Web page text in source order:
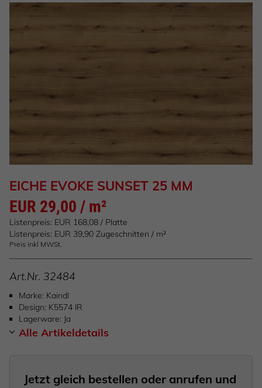
EICHE EVOKE SUNSET 25 MM
EUR 29,00 / m²
Listenpreis: EUR 168,08 / Platte
Listenpreis: EUR 39,90 Zugeschnitten / m²
Preis inkl MWSt.
Art.Nr. 32484
Marke Kaindl
Design K5574 IR
Lagerware Ja
Alle Artikeldetails
Jetzt gleich bestellen oder anrufen und